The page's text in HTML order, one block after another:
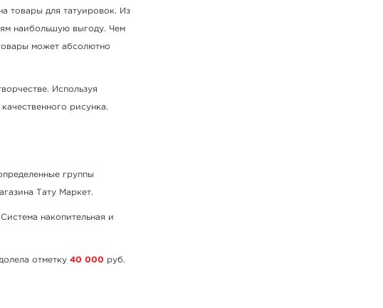
товары для татуировок. Из
наибольшую выгоду. Чем
может абсолютно
Используя
рисунка.
группы
Тату Маркет.
накопительная и
отметку 40 000 руб.